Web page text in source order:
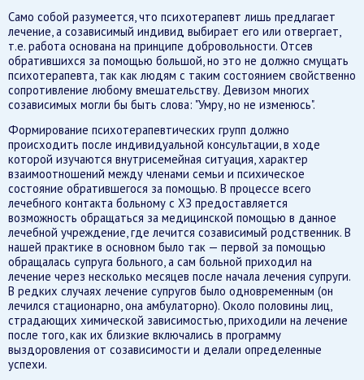
Само собой разумеется, что психотерапевт лишь предлагает
лечение, а созависимый индивид выбирает его или отвергает,
т.е. работа основана на принципе добровольности. Отсев
обратившихся за помощью большой, но это не должно смущать
психотерапевта, так как людям с таким состоянием свойственно
сопротивление любому вмешательству. Девизом многих
созависимых могли бы быть слова: "Умру, но не изменюсь".
Формирование психотерапевтических групп должно
происходить после индивидуальной консультации, в ходе
которой изучаются внутрисемейная ситуация, характер
взаимоотношений между членами семьи и психическое
состояние обратившегося за помощью. В процессе всего
лечебного контакта больному с ХЗ предоставляется
возможность обращаться за медицинской помощью в данное
лечебной учреждение, где лечится созависимый родственник. В
нашей практике в основном было так — первой за помощью
обращалась супруга больного, а сам больной приходил на
лечение через несколько месяцев после начала лечения супруги.
В редких случаях лечение супругов было одновременным (он
лечился стационарно, она амбулаторно). Около половины лиц,
страдающих химической зависимостью, приходили на лечение
после того, как их близкие включались в программу
выздоровления от созависимости и делали определенные
успехи.